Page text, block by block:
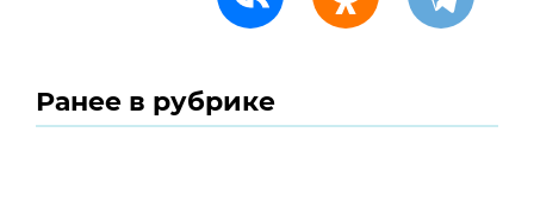
Ранее в рубрике